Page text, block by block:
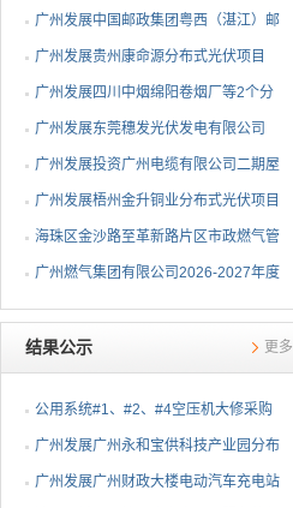
广州发展中国邮政集团粤西（湛江）邮
件处理中心等3个分布...
广州发展贵州康命源分布式光伏项目
EPC总承包（第二次招标...
广州发展四川中烟绵阳卷烟厂等2个分
布式光伏项目EPC总承包...
广州发展东莞穗发光伏发电有限公司
（广州港新沙港务有限公...
广州发展投资广州电缆有限公司二期屋
顶分布式光伏项目EPC...
广州发展梧州金升铜业分布式光伏项目
EPC总承包招标公告
海珠区金沙路至革新路片区市政燃气管
网更新工程招标公告
广州燃气集团有限公司2026-2027年度
燃气用埋地聚乙烯（PE1...
结果公示 更多
公用系统#1、#2、#4空压机大修采购
结果公告
⼴州发展⼴州永和宝供科技产业园分布
式光伏项⽬可⾏性研究...
广州发展广州财政大楼电动汽车充电站